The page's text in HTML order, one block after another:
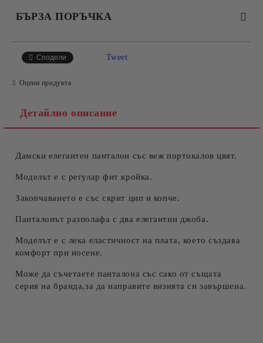
БЪРЗА ПОРЪЧКА
Съгласен съм сПолитиката за лични данни
Ние ще се свържем с вас в рамките на работния ден.
Сподели Tweet
Оцени продукта
Детайлно описание
Дамски елегантен панталон със веж портокалов цвят.
Моделът е с регулар фит кройка.
Закопчаването е със скрит цип и копче.
Панталонът разполафа с два елегантни джоба.
Моделът е с лека еластичност на плата, което създава
комфорт при носене.
Може да съчетаете панталона със сако от същата
серия на бранда,за да направите визията си завършена.